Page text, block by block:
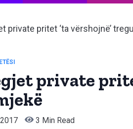
private
3 Min Read